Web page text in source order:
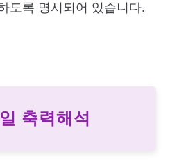
도록 명시되어 있습니다.
축력해석